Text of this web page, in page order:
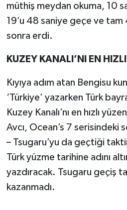
müthiş meydan okuma, 10
19’u 48 saniye geçe ve
sonra erdi.
KUZEY KANALI’NI EN
Kıyıya adım atan Bengisu
‘Türkiye’ yazarken Türk
Kuzey Kanalı’nı en hızlı
Avcı, Ocean’s 7 serisindeki
– Tsugaru’yu da geçtiği
Türk yüzme tarihine adını
yazdıracak. Tsugaru geçiş
kazanmadı.